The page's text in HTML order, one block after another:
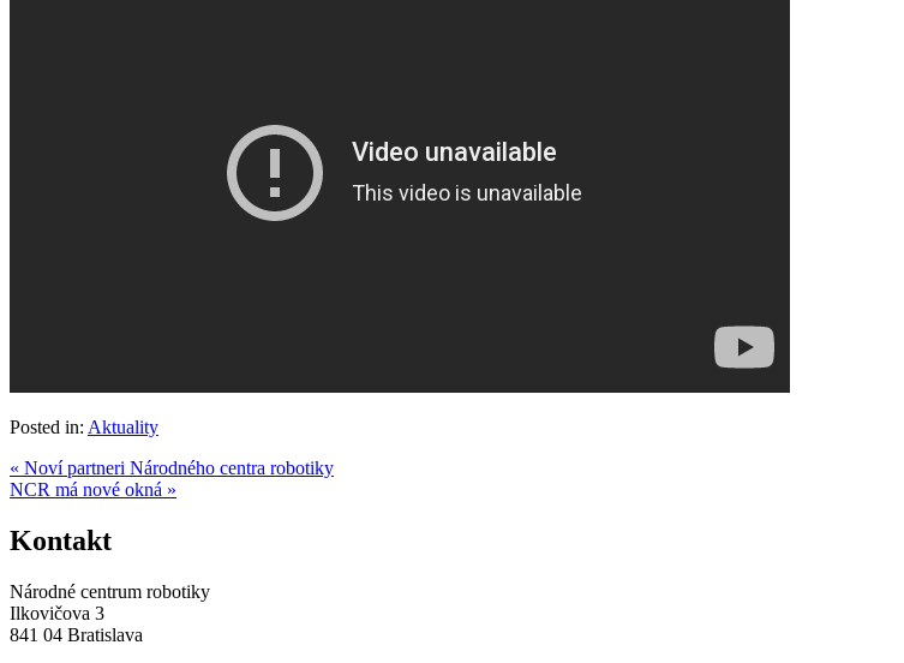
Posted in: Aktuality
« Noví partneri Národného centra robotiky
NCR má nové okná »
Kontakt
Národné centrum robotiky
Ilkovičova 3
841 04 Bratislava